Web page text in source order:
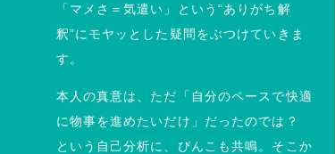
「マメさ＝気遣い」という“ありがち解
釈”にモヤッとした疑問をぶつけていきま
す。
本人の真意は、ただ「自分のペースで快適
に物事を進めたいだけ」だったのでは？
という自己分析に、ぴんこも共鳴。そこか